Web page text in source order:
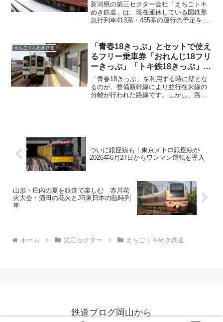
新潟県の第三セクター会社「えちごトキ
めき鉄道」は、現在運休している国鉄形
急行列車413系・455系の運行の予定を発
ので通常の乗車券で乗車することが可能
です。なお、この記事は3月11日に投稿し
た内容を加筆・修正しています。
えちごトキめき鉄道
「青春18きっぷ」とセットで使え
るフリー乗車券「おれんじ18フリ
ーきっぷ」「トキ鉄18きっぷ」
2026年度も発売決定！
「青春18きっぷ」を利用する時に壁とな
るのが、整備新幹線により並行在来線の
分離が行われた路線です。しかし、路線
ついに銀座線も！東京メトロ銀座線が
2026年6月27日からワンマン運転を導入
山形・庄内の夏を鉄道で楽しむ 赤川花
火大会・酒田の花火とJR東日本の臨時列
車
ホーム 第三セクター えちごトキめき鉄道
鉄道ブログ岡山から